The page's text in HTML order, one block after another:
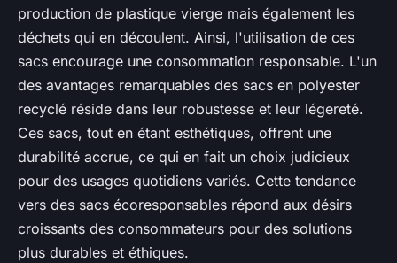
production de plastique vierge mais également les
déchets qui en découlent. Ainsi, l'utilisation de ces
sacs encourage une consommation responsable. L'un
des avantages remarquables des sacs en polyester
recyclé réside dans leur robustesse et leur légereté.
Ces sacs, tout en étant esthétiques, offrent une
durabilité accrue, ce qui en fait un choix judicieux
pour des usages quotidiens variés. Cette tendance
vers des sacs écoresponsables répond aux désirs
croissants des consommateurs pour des solutions
plus durables et éthiques.